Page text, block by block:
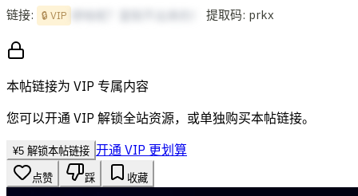
链接: 🔒 VIP 提取码: prkx
本帖链接为 VIP 专属内容
您可以开通 VIP 解锁全站资源，或单独购买本帖链接。
¥5 解锁本帖链接 开通 VIP 更划算
点赞 踩 收藏